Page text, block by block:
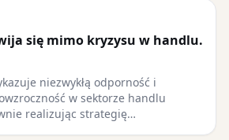
się mimo kryzysu w handlu.
niezwykłą odporność i
w sektorze handlu
realizując strategię…